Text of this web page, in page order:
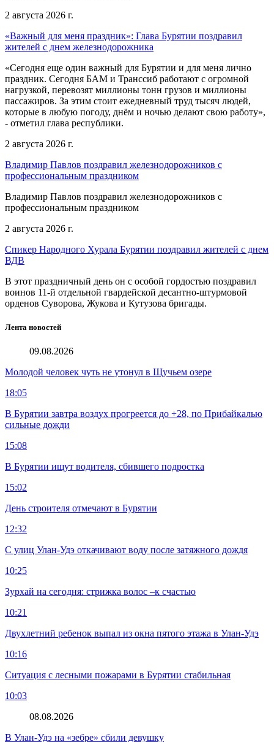
2 августа 2026 г.
«Важный для меня праздник»: Глава Бурятии поздравил
жителей с днем железнодорожника
«Сегодня еще один важный для Бурятии и для меня лично
праздник. Сегодня БАМ и Транссиб работают с огромной
нагрузкой, перевозят миллионы тонн грузов и миллионы
пассажиров. За этим стоит ежедневный труд тысяч людей,
которые в любую погоду, днём и ночью делают свою работу»,
- отметил глава республики.
2 августа 2026 г.
Владимир Павлов поздравил железнодорожников с
профессиональным праздником
Владимир Павлов поздравил железнодорожников с
профессиональным праздником
2 августа 2026 г.
Спикер Народного Хурала Бурятии поздравил жителей с днем
ВДВ
В этот праздничный день он с особой гордостью поздравил
воинов 11-й отдельной гвардейской десантно-штурмовой
орденов Суворова, Жукова и Кутузова бригады.
Лента новостей
09.08.2026
Молодой человек чуть не утонул в Щучьем озере
18:05
В Бурятии завтра воздух прогреется до +28, по Прибайкалью
сильные дожди
15:08
В Бурятии ищут водителя, сбившего подростка
15:02
День строителя отмечают в Бурятии
12:32
С улиц Улан-Удэ откачивают воду после затяжного дождя
10:25
Зурхай на сегодня: стрижка волос –к счастью
10:21
Двухлетний ребенок выпал из окна пятого этажа в Улан-Удэ
10:16
Ситуация с лесными пожарами в Бурятии стабильная
10:03
08.08.2026
В Улан-Удэ на «зебре» сбили девушку